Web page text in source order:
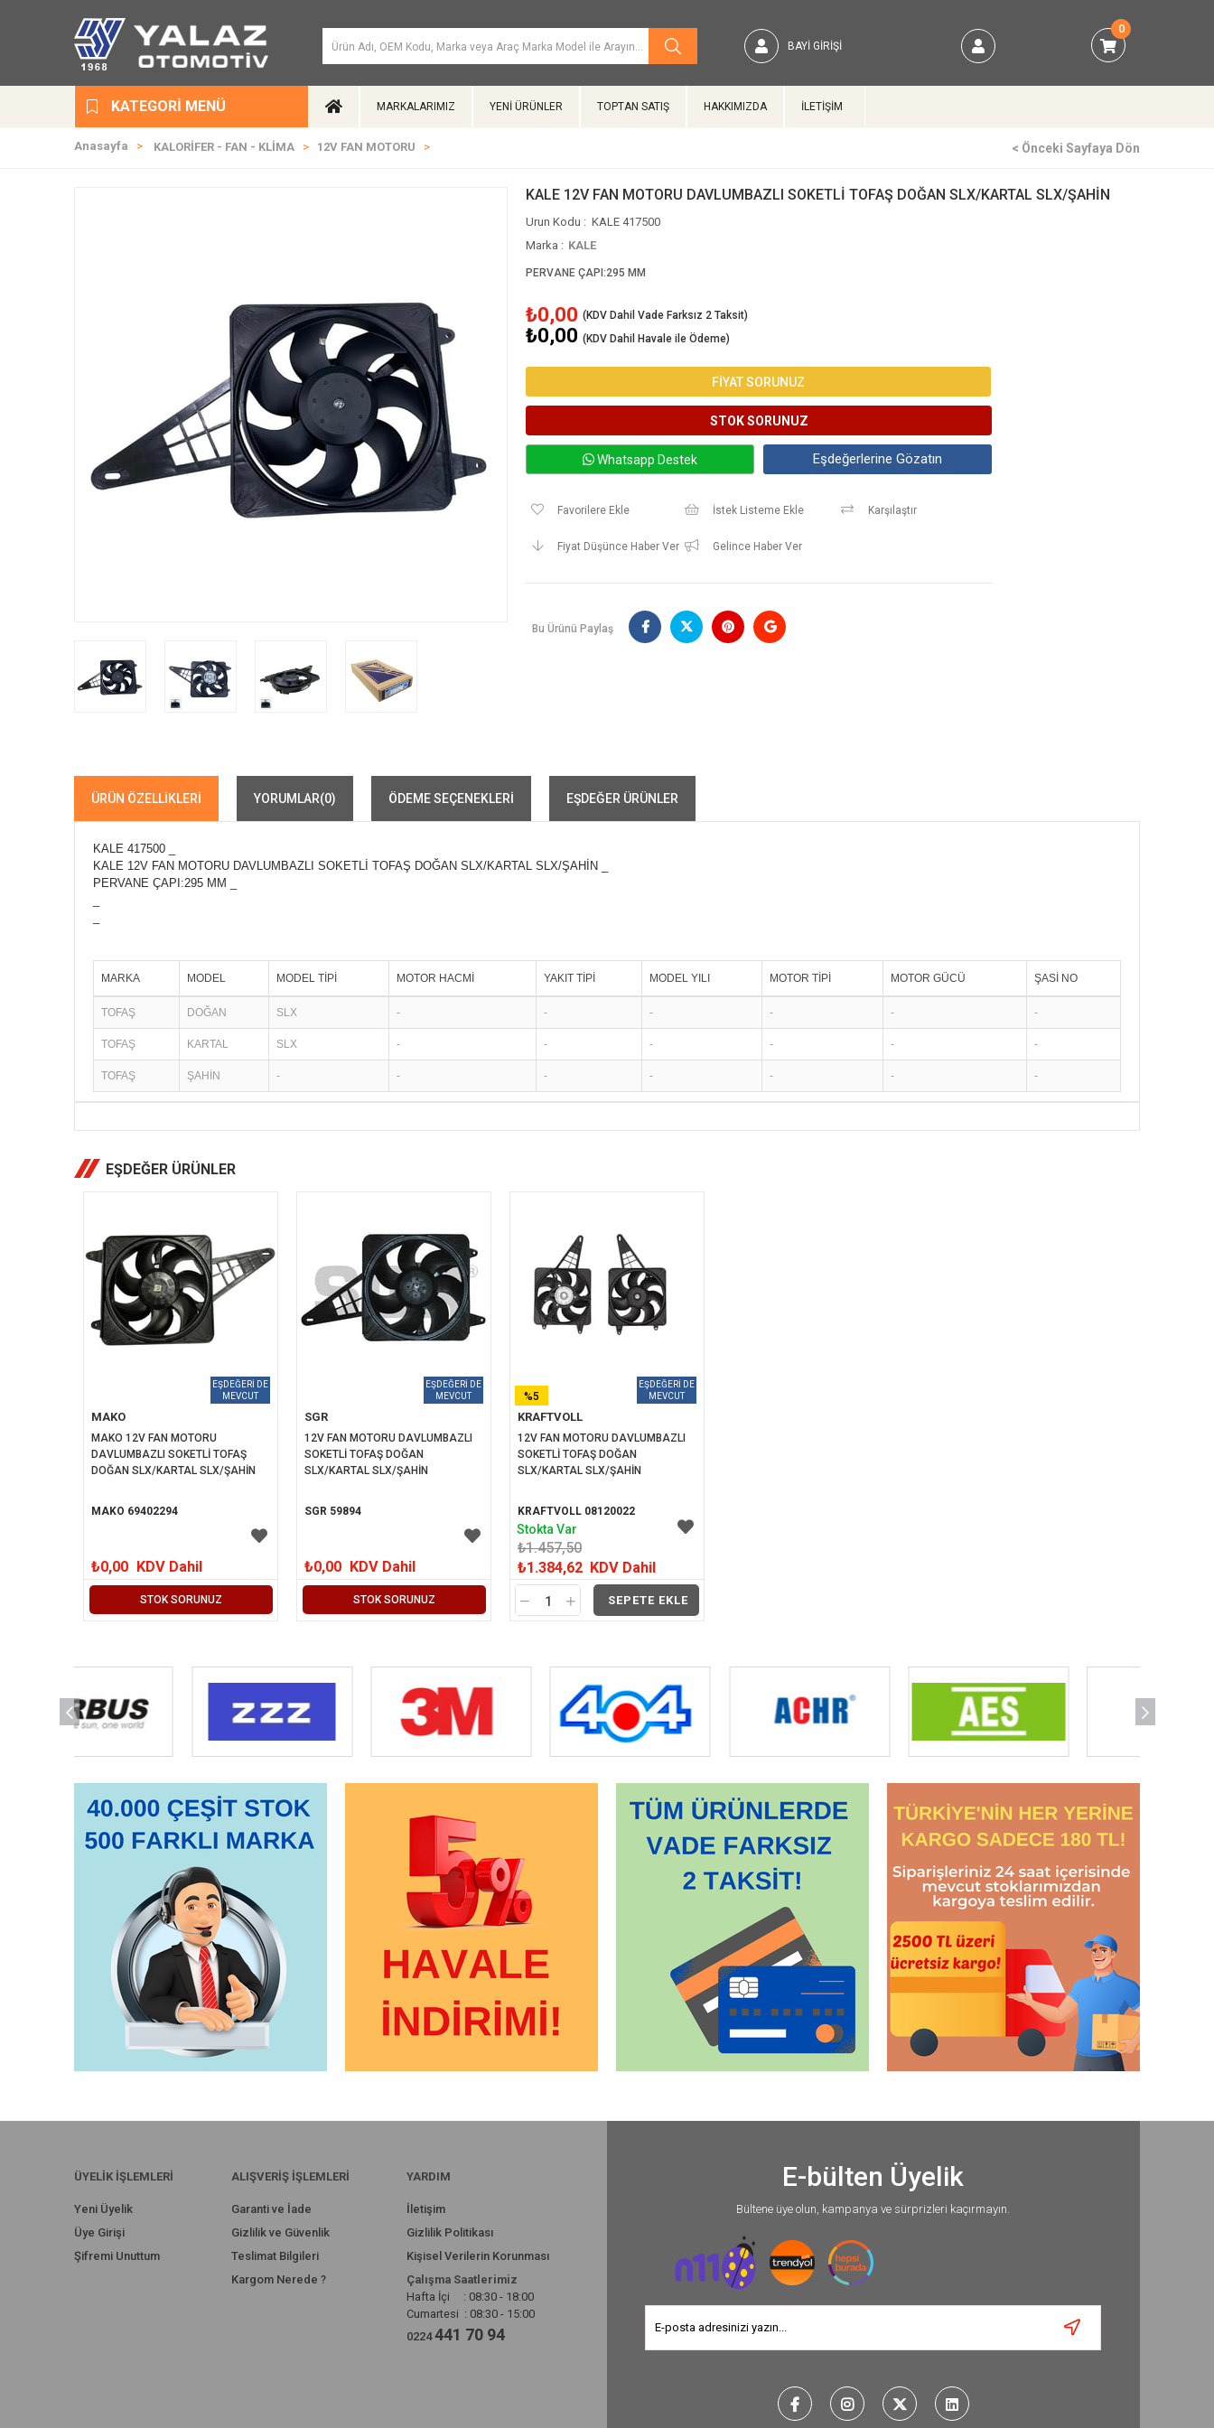
BAYI GIRIŞI
0
KATEGORI MENÜ MARKALARIMIZ YENİ ÜRÜNLER TOPTAN SATIŞ HAKKIMIZDA İLETİŞİM
Anasayfa KALORİFER - FAN - KLİMA 12V FAN MOTORU < Önceki Sayfaya Dön
KALE 12V FAN MOTORU DAVLUMBAZLI SOKETLİ TOFAŞ DOĞAN SLX/KARTAL SLX/ŞAHİN
KALE 417500
Marka : KALE
PERVANE ÇAPI:295 MM
₺0,00
₺0,00 (KDV Dahil Havale ile Ödeme)
FİYAT SORUNUZ
Whatsapp Destek Eşdeğerlerine Gözatın
Favorilere Ekle İstek Listeme Ekle Karşılaştır
Fiyat Düşünce Haber Ver Gelince Haber Ver
Bu Ürünü Paylaş
ÜRÜN ÖZELLIKLERI YORUMLAR(0) ÖDEME SEÇENEKLERI EŞDEĞER ÜRÜNLER
KALE 417500 _
KALE 12V FAN MOTORU DAVLUMBAZLI SOKETLİ TOFAŞ DOĞAN SLX/KARTAL SLX/ŞAHİN _
PERVANE ÇAPI:295 MM _
MARKA MODEL MODEL TİPİ MOTOR HACMİ YAKIT TİPİ MODEL YILI MOTOR TİPİ MOTOR GÜCÜ ŞASİ NO
TOFAŞ DOĞAN SLX - - - - - -
TOFAŞ KARTAL SLX - - - - - -
TOFAŞ ŞAHİN - - - - - - -
EŞDEĞER ÜRÜNLER
STOK SORUNUZ
MAKO
MAKO 12V FAN MOTORU
DAVLUMBAZLI SOKETLİ TOFAŞ
DOĞAN SLX/KARTAL SLX/ŞAHİN
MAKO 69402294
₺0,00 KDV Dahil
STOK SORUNUZ
SGR
12V FAN MOTORU DAVLUMBAZLI
SOKETLİ TOFAŞ DOĞAN
SLX/KARTAL SLX/ŞAHİN
SGR 59894
₺0,00 KDV Dahil
KRAFTVOLL
12V FAN MOTORU DAVLUMBAZLI
SOKETLİ TOFAŞ DOĞAN
SLX/KARTAL SLX/ŞAHİN
KRAFTVOLL 08120022
₺1.457,50
₺1.384,62 KDV Dahil
SEPETE EKLE
%5
İNDIRIM
Stokta Var
ÜYELİK İŞLEMLERİ
Yeni Üyelik
Üye Girişi
Şifremi Unuttum
ALIŞVERİŞ İŞLEMLERİ
Garanti ve İade
Gizlilik ve Güvenlik
Teslimat Bilgileri
Kargom Nerede ?
YARDIM
İletişim
Gizlilik Politikası
Kişisel Verilerin Korunması
Çalışma Saatlerimiz
Hafta İçi : 08:30 - 18:00
Cumartesi : 08:30 - 15:00
0224441 70 94
E-bülten Üyelik
Bültene üye olun, kampanya ve sürprizleri kaçırmayın.